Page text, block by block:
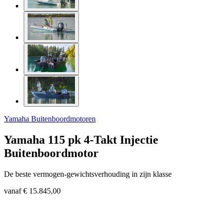
Yamaha Buitenboordmotoren
Yamaha 115 pk 4-Takt Injectie
Buitenboordmotor
De beste vermogen-gewichtsverhouding in zijn klasse
vanaf€ 15.845,00